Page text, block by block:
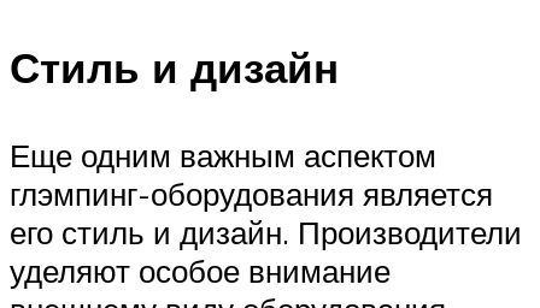
Стиль и дизайн
Еще одним важным аспектом
глэмпинг-оборудования является
его стиль и дизайн. Производители
уделяют особое внимание